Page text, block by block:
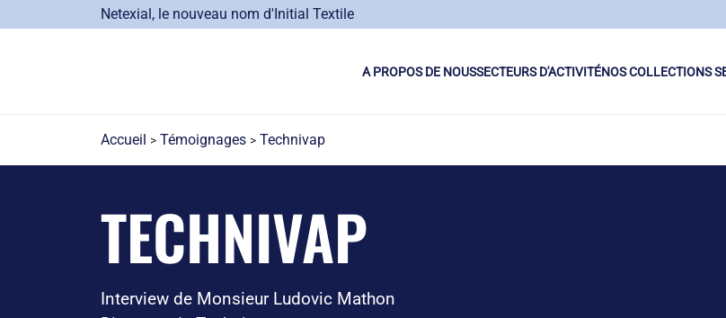
au
A PROPOS DE NOUSSECTEURS D'ACTIVITÉNOS COLLECTIONS
Netexial, le nouveau nom d'Initial Textile
Fil
d'Ariane
Accueil Témoignages Technivap
TECHNIVAP
Interview de Monsieur Ludovic Mathon